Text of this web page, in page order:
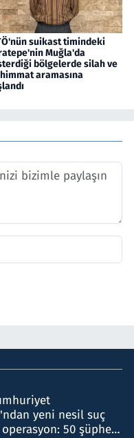
suikast timindeki
Muğla'da
bölgelerde silah ve
aramasına
yeni nesil suç
50 şüpheli